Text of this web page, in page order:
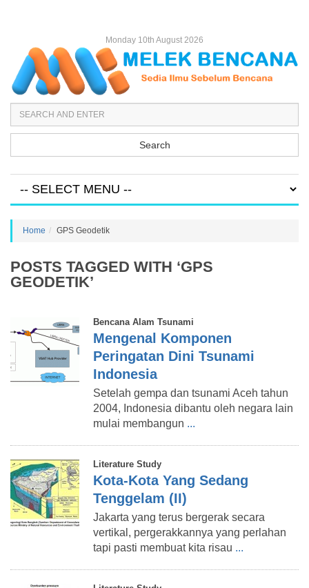
Monday 10th August 2026
Search
Home GPS Geodetik
POSTS TAGGED WITH ‘GPS
GEODETIK’
Bencana Alam Tsunami
Mengenal Komponen
Peringatan Dini Tsunami
Indonesia
Setelah gempa dan tsunami Aceh tahun
2004, Indonesia dibantu oleh negara lain
mulai membangun ...
Literature Study
Kota-Kota Yang Sedang
Tenggelam (II)
Jakarta yang terus bergerak secara
vertikal, pergerakkannya yang perlahan
tapi pasti membuat kita risau ...